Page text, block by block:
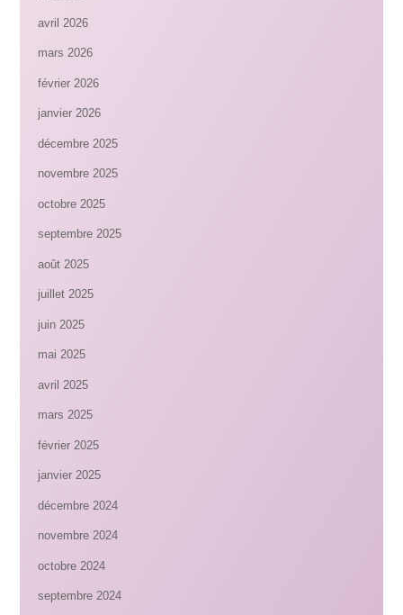
avril 2026
mars 2026
février 2026
janvier 2026
décembre 2025
novembre 2025
octobre 2025
septembre 2025
août 2025
juillet 2025
juin 2025
mai 2025
avril 2025
mars 2025
février 2025
janvier 2025
décembre 2024
novembre 2024
octobre 2024
septembre 2024